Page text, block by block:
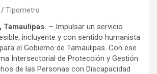
Tipometro
Tamaulipas. – Impulsar un servicio
incluyente y con sentido humanista
el Gobierno de Tamaulipas. Con ese
Intersectorial de Protección y Gestión
de las Personas con Discapacidad